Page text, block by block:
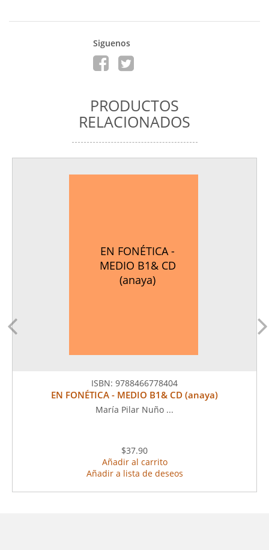
Siguenos
PRODUCTOS
RELACIONADOS
EN FONÉTICA -
MEDIO B1& CD
(anaya)
ISBN: 9788466778404
EN FONÉTICA - MEDIO B1& CD (anaya)
María Pilar Nuño ...
$37.90
Añadir al carrito
Añadir a lista de deseos